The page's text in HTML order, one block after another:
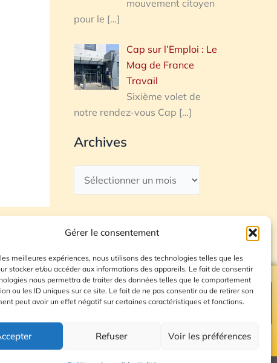
Gérer le consentement
meilleures expériences, nous utilisons des technologies telles que les
stocker et/ou accéder aux informations des appareils. Le fait de consentir
nous permettra de traiter des données telles que le comportement
ou les ID uniques sur ce site. Le fait de ne pas consentir ou de retirer son
peut avoir un effet négatif sur certaines caractéristiques et fonctions.
Refuser Voir les préférences
mouvement citoyen
pour le […]
Cap sur l’Emploi : Le
Mag de France
Travail
Sixième volet de
notre rendez-vous Cap […]
Archives
Plan du site